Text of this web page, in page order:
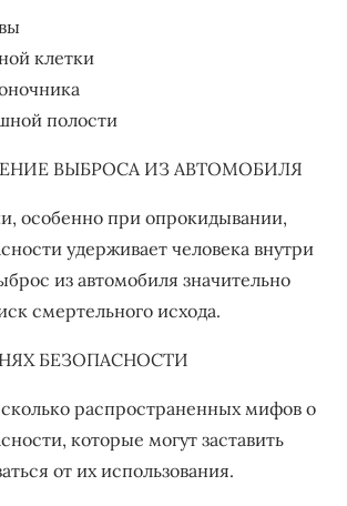
клетки
полости
ВЫБРОСА ИЗ АВТОМОБИЛЯ
особенно при опрокидывании,
удерживает человека внутри
из автомобиля значительно
смертельного исхода.
БЕЗОПАСНОСТИ
распространенных мифов о
которые могут заставить
от их использования.